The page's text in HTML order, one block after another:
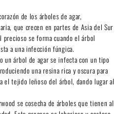
de los árboles de agar,
que crecen en partes de Asia del Sur
se forma cuando el árbol
a una infección fúngica.
un árbol de agar se infecta con un tipo
una resina rica y oscura para
el tejido leñoso del árbol, dando lugar al
se cosecha de árboles que tienen al